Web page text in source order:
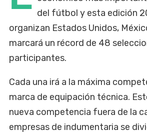
del fútbol y esta edición
organizan Estados Unidos,
marcará un récord de 48
participantes.
Cada una irá a la máxima
marca de equipación técnica.
nueva competencia fuera de la
empresas de indumentaria se